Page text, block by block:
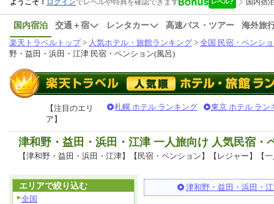
国内宿泊 交通＋宿 レンタカー 高速バス・ツアー
海外旅
楽天トラベルトップ> 人気ホテル・旅館ランキング > 全国 民宿・ペンシ
野・益田・浜田・江津 民宿・ペンション(風呂)
【注目のエリ
ア】
札幌 ホテル ランキング 東京 ホテル ラン
津和野・益田・浜田・江津 一人旅向け 人気民宿
【津和野・益田・浜田・江津】【民宿・ペンション】【レジャー】【
津和野・益田・浜田・
エリアで絞り込む
全国